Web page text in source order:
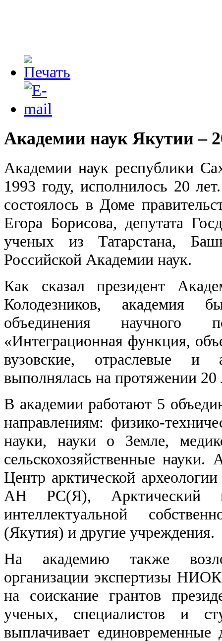
Академии наук Якутии –
Академии наук республики
1993 году, исполнилось 20
состоялось в Доме
Егора Борисова, депутата
ученых из Татарстана,
Российской Академии наук.
Как сказал президент
Колодезников, академия
объединения научного
«Интеграционная функция,
вузовские, отраслевые и
выполнялась на протяжении 20
В академии работают 5
направлениям: физико-
науки, науки о Земле,
сельскохозяйственные
Центр арктической
АН РС(Я), Арктический
интеллектуальной
(Якутия) и другие учреждения.
На академию также
организации экспертизы
на соискание грантов
ученых, специалистов и
выплачивает единовременные